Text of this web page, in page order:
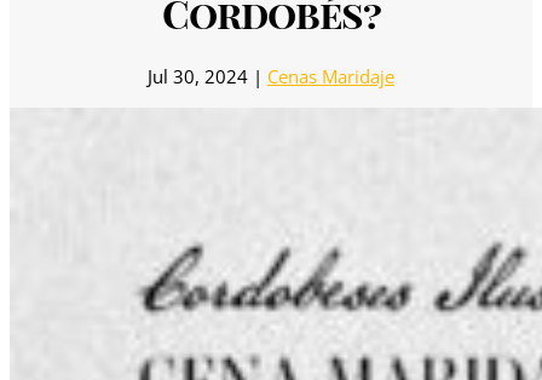
Cordobés?
Jul 30, 2024 | Cenas Maridaje